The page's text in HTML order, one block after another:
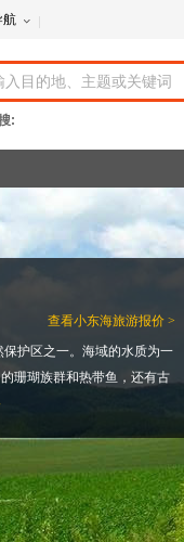
航
:
查看小东海旅游报价 >
护区之一。海域的水质为一
珊瑚族群和热带鱼，还有古